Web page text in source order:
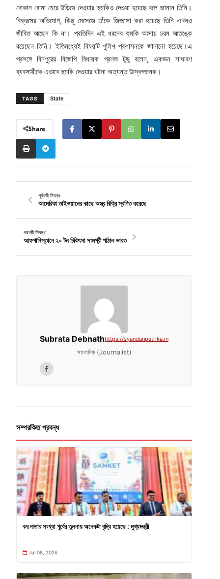
দোকান বোমা মেরে উড়িয়ে দেওয়ার হুমকিও দেওয়া হয়েছে বলে জানান তিনি।
বিক্রমের অভিযোগ, কিছু মেসেজে তাঁকে জিজ্ঞাসা করা হয়েছে তিনি এখনও
জীবিত আছেন কি না। প্রতিদিন এই ধরনের হুমকি আসায় চরম আতঙ্কে
রয়েছেন তিনি। ইতিমধ্যেই বিষয়টি পুলিশ প্রশাসনকে জানানো হয়েছে।এ
প্রসঙ্গে বিনপুরের বিজেপি বিধায়ক প্রনত টুডু বলেন, একজন সাধারণ
ব্যবসায়ীকে এভাবে হুমকি দেওয়ার ঘটনা অত্যন্ত উদ্বেগজনক।
TAGS State
Share
পূর্ববর্তী নিবন্ধ
আমেরিকা তাইওয়ানের কাছে অস্ত্র বিক্রি স্থগিত করেছে
পরবর্তী নিবন্ধ
আফগানিস্তানে ২০ টন চিকিৎসা সামগ্রী পাঠাল ভারত
Subrata Debnathhttps://syandanpatrika.in
সাংবাদিক (Journalist)
সম্পরকিত প্রবন্ধ
কর দাতার সংখ্যা পূর্বের তুলনায় অনেকটা বৃদ্ধি হয়েছে : মুখ্যমন্ত্রী
Jul 08, 2026